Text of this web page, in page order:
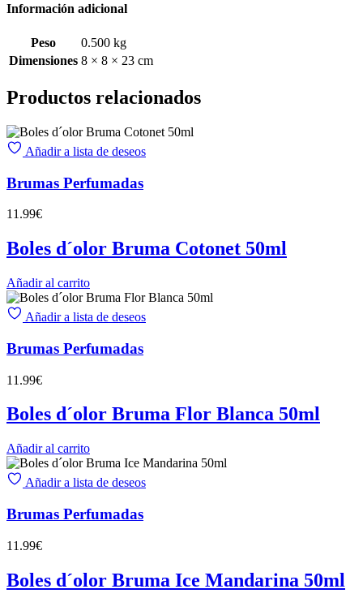
Información adicional
Peso
0.500 kg
Dimensiones 8 × 8 × 23 cm
Productos relacionados
Añadir a lista de deseos
Brumas Perfumadas
11.99€
Boles d´olor Bruma Cotonet 50ml
Añadir al carrito
Añadir a lista de deseos
Brumas Perfumadas
11.99€
Boles d´olor Bruma Flor Blanca 50ml
Añadir al carrito
Añadir a lista de deseos
Brumas Perfumadas
11.99€
Boles d´olor Bruma Ice Mandarina 50ml